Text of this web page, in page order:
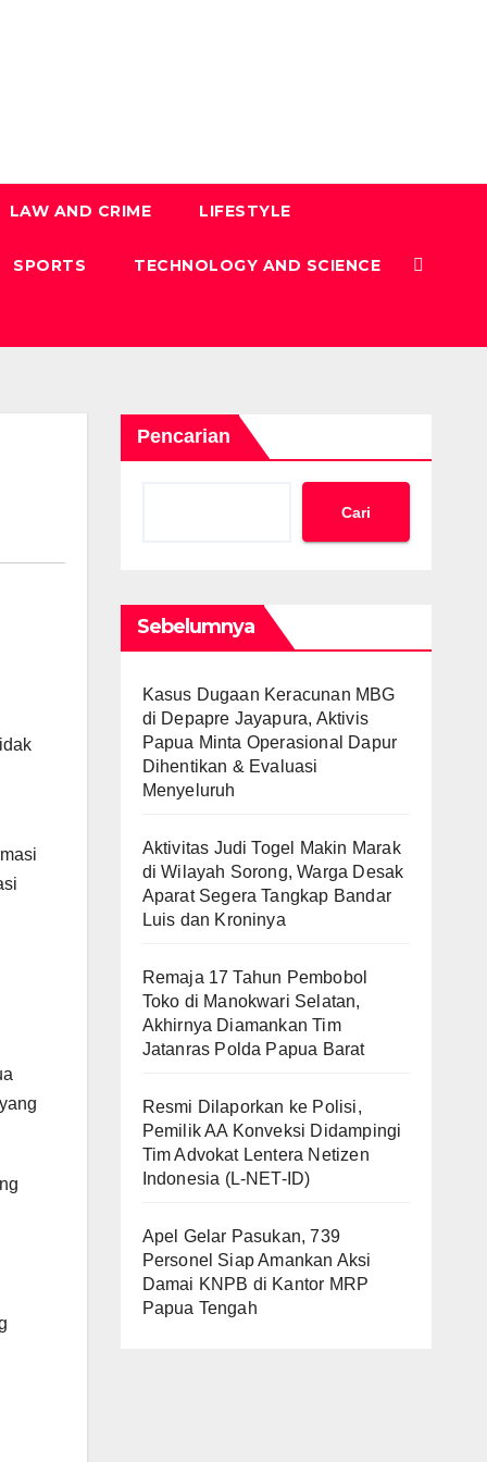
LAW AND CRIME LIFESTYLE
SPORTS TECHNOLOGY AND SCIENCE
Pencarian
Cari
Sebelumnya
Kasus Dugaan Keracunan MBG
di Depapre Jayapura, Aktivis
Papua Minta Operasional Dapur
Dihentikan & Evaluasi
Menyeluruh
Aktivitas Judi Togel Makin Marak
di Wilayah Sorong, Warga Desak
Aparat Segera Tangkap Bandar
Luis dan Kroninya
Remaja 17 Tahun Pembobol
Toko di Manokwari Selatan,
Akhirnya Diamankan Tim
Jatanras Polda Papua Barat
Resmi Dilaporkan ke Polisi,
Pemilik AA Konveksi Didampingi
Tim Advokat Lentera Netizen
Indonesia (L-NET-ID)
Apel Gelar Pasukan, 739
Personel Siap Amankan Aksi
Damai KNPB di Kantor MRP
Papua Tengah